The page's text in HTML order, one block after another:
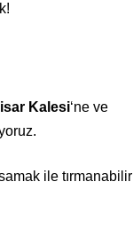
Kalesi‘ne ve
ile tırmanabilir